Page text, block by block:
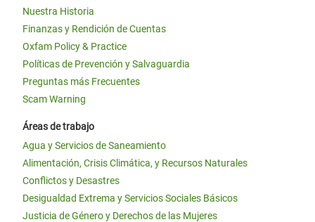
Nuestra Historia
Finanzas y Rendición de Cuentas
Oxfam Policy & Practice
Políticas de Prevención y Salvaguardia
Preguntas más Frecuentes
Scam Warning
Áreas de trabajo
Agua y Servicios de Saneamiento
Alimentación, Crisis Climática, y Recursos Naturales
Conflictos y Desastres
Desigualdad Extrema y Servicios Sociales Básicos
Justicia de Género y Derechos de las Mujeres